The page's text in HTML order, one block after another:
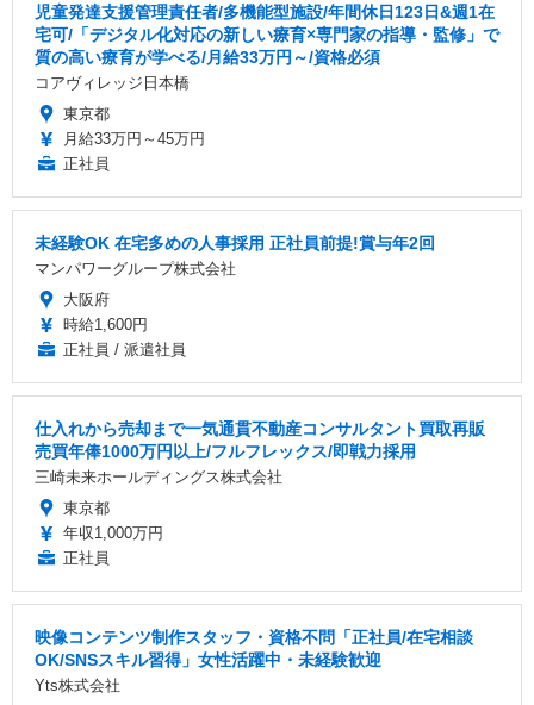
児童発達支援管理責任者/多機能型施設/年間休日123日&週1在
宅可/「デジタル化対応の新しい療育×専門家の指導・監修」で
質の高い療育が学べる/月給33万円～/資格必須
コアヴィレッジ日本橋
東京都
月給33万円～45万円
正社員
未経験OK 在宅多めの人事採用 正社員前提!賞与年2回
マンパワーグループ株式会社
大阪府
時給1,600円
正社員 / 派遣社員
仕入れから売却まで一気通貫不動産コンサルタント買取再販
売買年俸1000万円以上/フルフレックス/即戦力採用
三崎未来ホールディングス株式会社
東京都
年収1,000万円
正社員
映像コンテンツ制作スタッフ・資格不問「正社員/在宅相談
OK/SNSスキル習得」女性活躍中・未経験歓迎
Yts株式会社